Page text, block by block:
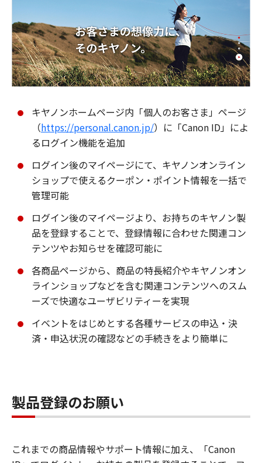
キヤノンホームページ内「個人のお客さま」ページ
（https://personal.canon.jp/）に「Canon ID」によ
るログイン機能を追加
ログイン後のマイページにて、キヤノンオンライン
ショップで使えるクーポン・ポイント情報を一括で
管理可能
ログイン後のマイページより、お持ちのキヤノン製
品を登録することで、登録情報に合わせた関連コン
テンツやお知らせを確認可能に
各商品ページから、商品の特長紹介やキヤノンオン
ラインショップなどを含む関連コンテンツへのスム
ーズで快適なユーザビリティーを実現
イベントをはじめとする各種サービスの申込・決
済・申込状況の確認などの手続きをより簡単に
製品登録のお願い
これまでの商品情報やサポート情報に加え、「Canon